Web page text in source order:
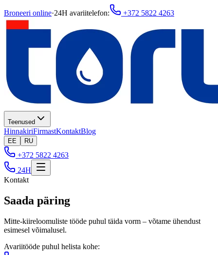
Broneeri online·24H avariitelefon: +372 5822 4263
Teenused
HinnakiriFirmastKontaktBlog
EE RU
+372 5822 4263
24H
Kontakt
Saada päring
Mitte-kiireloomuliste tööde puhul täida vorm – võtame ühendust
esimesel võimalusel.
Avariitööde puhul helista kohe: